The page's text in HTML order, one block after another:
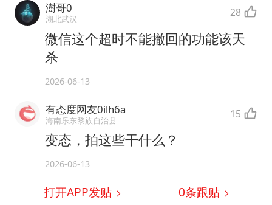
澍哥0
湖北武汉 28
微信这个超时不能撤回的功能该天
杀
2026-06-13
有态度网友0ilh6a
海南乐东黎族自治县 15
变态，拍这些干什么？
2026-06-13
打开APP发贴 0条跟贴